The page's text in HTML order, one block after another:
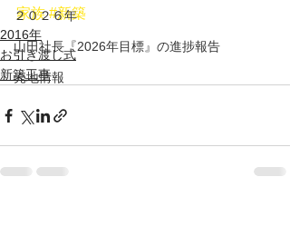
２０２６年
山田社長『2026年目標』の進捗報告
売地情報
家族 #新築
2016年
お引き渡し式
新築工事